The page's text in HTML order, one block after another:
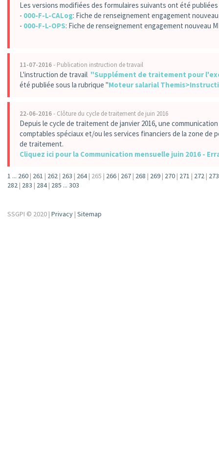
Les versions modifiées des formulaires suivants ont été
- 000-F-L-CALog: Fiche de renseignement engagement nouveau
- 000-F-L-OPS: Fiche de renseignement engagement nouveau
11-07-2016- Publication instruction de travail
L'instruction de travail "Supplément de traitement pour
été publiée sous la rubrique "Moteur salarial
22-06-2016- Clôture du cycle de traitement de juin 2016
Depuis le cycle de traitement de janvier 2016, une
comptables spéciaux et/ou les services financiers de la zone de
de traitement.
Cliquez ici pour la Communication mensuelle juin 2016 -
1 ... 260 | 261 | 262 | 263 | 264 | 265 | 266 | 267 | 268 | 269 | 270 | 271 | 272 | 273
282 | 283 | 284 | 285 ... 303
SSGPI © 2020 | Privacy | Sitemap